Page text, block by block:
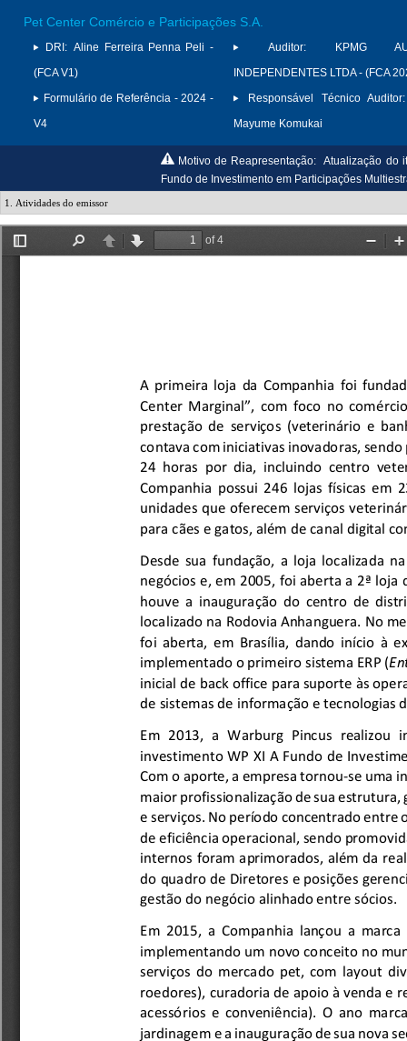
Pet Center Comércio e Participações S.A.
DRI: Aline Ferreira Penna Peli -
(FCA V1)
Formulário de Referência - 2024 -
V4
Auditor:
KPMG
INDEPENDENTES LTDA - (FCA
Responsável Técnico Auditor:
Mayume Komukai
Motivo de Reapresentação: Atualização do
Fundo de Investimento em Participações